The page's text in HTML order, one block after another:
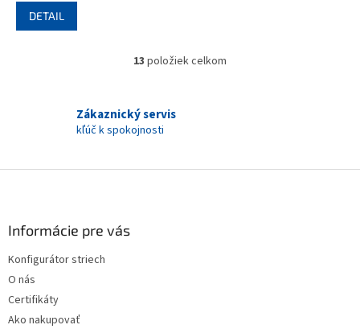
DETAIL
O
i
13 položiek celkom
Zákaznický servis
kľúč k spokojnosti
Informácie pre vás
Konfigurátor striech
O nás
Certifikáty
Ako nakupovať